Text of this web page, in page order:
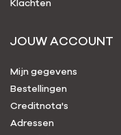
Klachten
JOUW ACCOUNT
Mijn gegevens
Bestellingen
Creditnota's
Adressen